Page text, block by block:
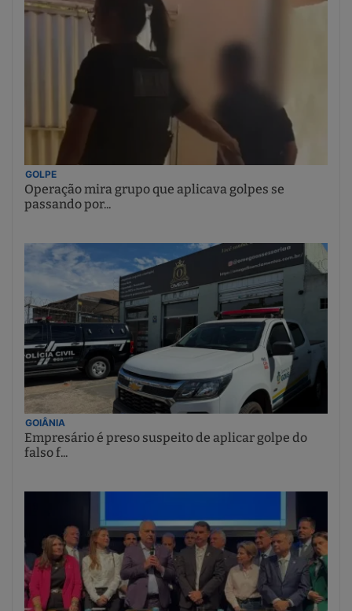
GOLPE
Operação mira grupo que aplicava golpes se
passando por...
GOIÂNIA
Empresário é preso suspeito de aplicar golpe do
falso f...